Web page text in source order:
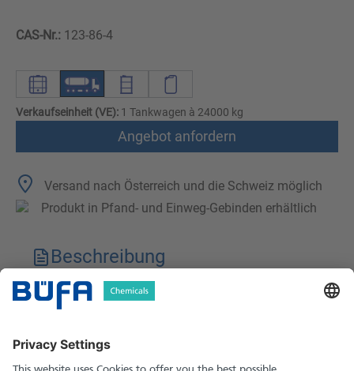
CAS-Nr.: 123-86-4
Verkaufseinheit (VE): 1 Tankwagen à 24000 kg
Angebot anfordern
Versand nach Österreich und die Schweiz möglich
Produkt in Pfand- und Einweg-Gebinden erhältlich
Beschreibung
Technische Merkmale
Sicherheitshinweise